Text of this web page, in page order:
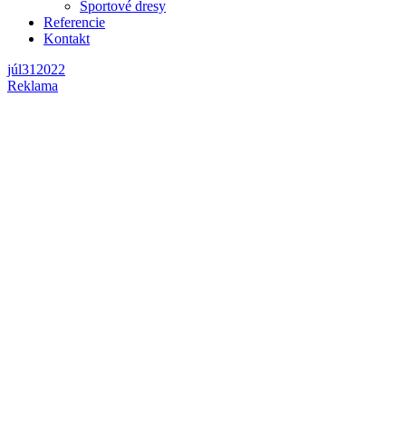
Športové dresy
Referencie
Kontakt
júl31 2022
Reklama